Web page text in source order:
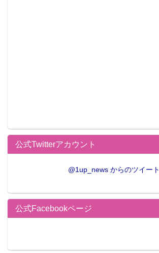
公式Twitterアカウント
@1up_news からのツイート
公式Facebookページ